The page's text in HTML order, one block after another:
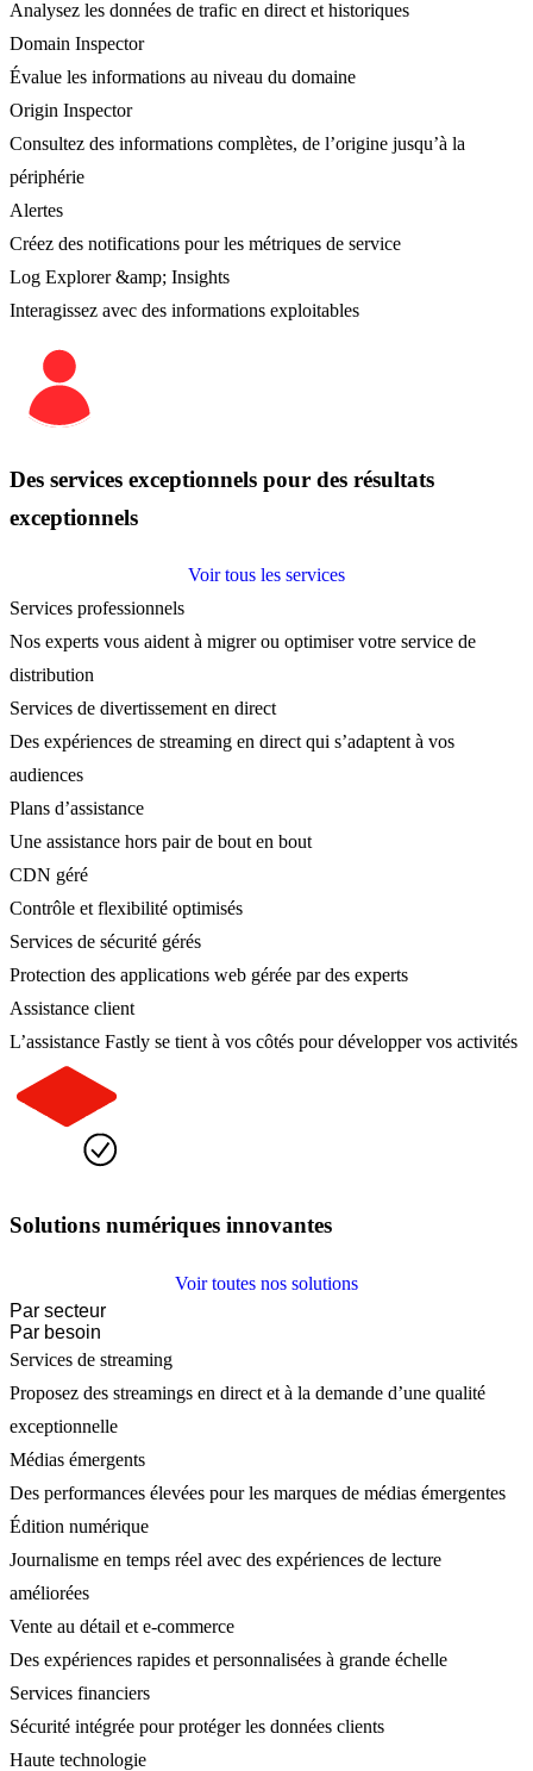
Analysez les données de trafic en direct et historiques
Domain Inspector
Évalue les informations au niveau du domaine
Origin Inspector
Consultez des informations complètes, de l’origine jusqu’à la
périphérie
Alertes
Créez des notifications pour les métriques de service
Log Explorer &amp; Insights
Interagissez avec des informations exploitables
Des services exceptionnels pour des résultats
exceptionnels
Voir tous les services
Services professionnels
Nos experts vous aident à migrer ou optimiser votre service de
distribution
Services de divertissement en direct
Des expériences de streaming en direct qui s’adaptent à vos
audiences
Plans d’assistance
Une assistance hors pair de bout en bout
CDN géré
Contrôle et flexibilité optimisés
Services de sécurité gérés
Protection des applications web gérée par des experts
Assistance client
L’assistance Fastly se tient à vos côtés pour développer vos activités
Solutions numériques innovantes
Voir toutes nos solutions
Par secteur
Par besoin
Services de streaming
Proposez des streamings en direct et à la demande d’une qualité
exceptionnelle
Médias émergents
Des performances élevées pour les marques de médias émergentes
Édition numérique
Journalisme en temps réel avec des expériences de lecture
améliorées
Vente au détail et e-commerce
Des expériences rapides et personnalisées à grande échelle
Services financiers
Sécurité intégrée pour protéger les données clients
Haute technologie